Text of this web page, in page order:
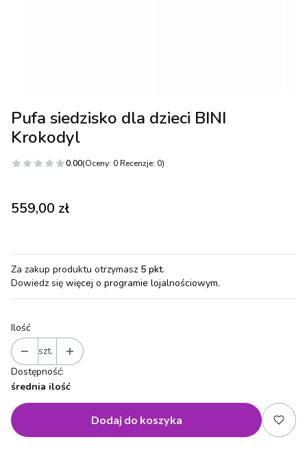
Pufa siedzisko dla dzieci BINI
Krokodyl
0.00(Oceny: 0 Recenzje: 0)
Cena
559,00 zł
Za zakup produktu otrzymasz 5 pkt.
Dowiedz się więcej o programie lojalnościowym.
Ilość
szt.
Dostępność:
średnia ilość
Dodaj do koszyka